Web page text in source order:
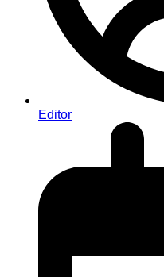
Editor